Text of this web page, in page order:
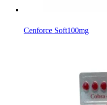
Cenforce Soft100mg